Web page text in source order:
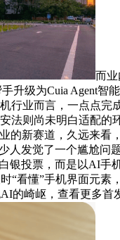
而业
升级为Cuia Agent
行业而言，一点点
法则尚未明白适配
的新赛道，久远来
人发觉了一个尴尬
投票，而是以AI
看懂”手机界面元
的崎岖，查看更多首